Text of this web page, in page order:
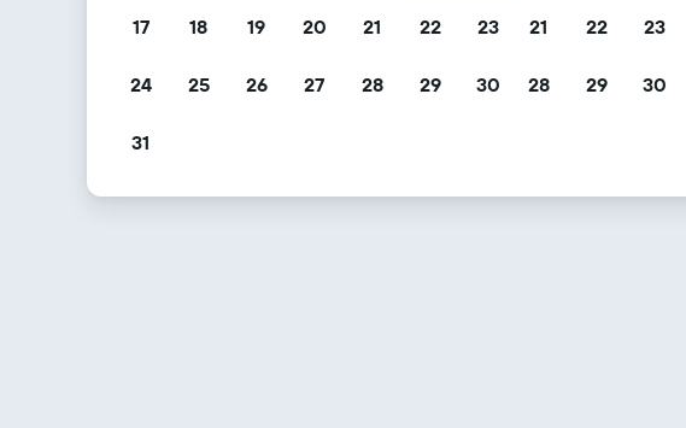
17 18 19 20 21 22 23
24 25 26 27 28 29 30
31
21 22 23
28 29 30